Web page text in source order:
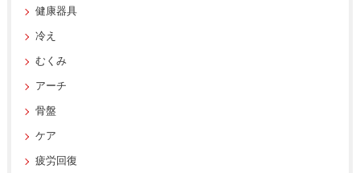
健康器具
冷え
むくみ
アーチ
骨盤
ケア
疲労回復